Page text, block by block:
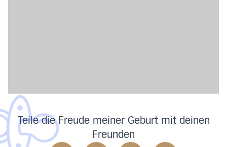
Teile die Freude meiner Geburt mit deinen
Freunden